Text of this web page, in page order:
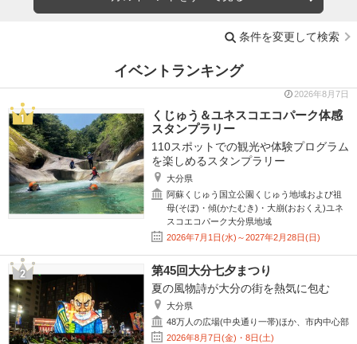
条件を変更して検索
イベントランキング
2026年8月7日
くじゅう＆ユネスコエコパーク体感
スタンプラリー
110スポットでの観光や体験プログラム
を楽しめるスタンプラリー
大分県
阿蘇くじゅう国立公園くじゅう地域および祖
母(そぼ)・傾(かたむき)・大崩(おおくえ)ユネ
スコエコパーク大分県地域
2026年7月1日(水)～2027年2月28日(日)
第45回大分七夕まつり
夏の風物詩が大分の街を熱気に包む
大分県
48万人の広場(中央通り一帯)ほか、市内中心部
2026年8月7日(金)・8日(土)